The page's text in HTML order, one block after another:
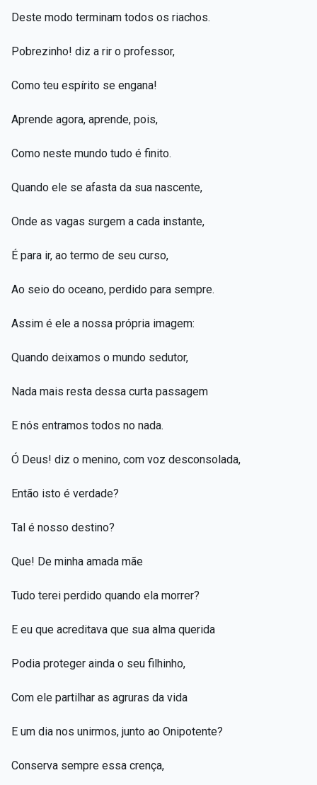
Deste modo terminam todos os riachos.
Pobrezinho! diz a rir o professor,
Como teu espírito se engana!
Aprende agora, aprende, pois,
Como neste mundo tudo é finito.
Quando ele se afasta da sua nascente,
Onde as vagas surgem a cada instante,
É para ir, ao termo de seu curso,
Ao seio do oceano, perdido para sempre.
Assim é ele a nossa própria imagem:
Quando deixamos o mundo sedutor,
Nada mais resta dessa curta passagem
E nós entramos todos no nada.
Ó Deus! diz o menino, com voz desconsolada,
Então isto é verdade?
Tal é nosso destino?
Que! De minha amada mãe
Tudo terei perdido quando ela morrer?
E eu que acreditava que sua alma querida
Podia proteger ainda o seu filhinho,
Com ele partilhar as agruras da vida
E um dia nos unirmos, junto ao Onipotente?
Conserva sempre essa crença,